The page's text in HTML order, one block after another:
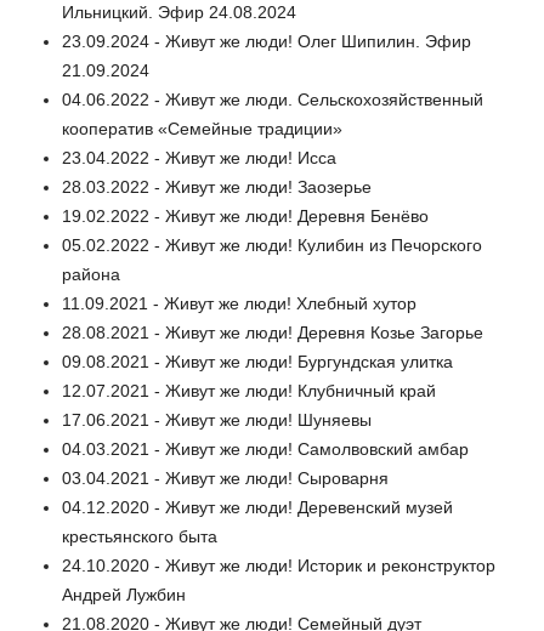
Ильницкий. Эфир 24.08.2024
23.09.2024 - Живут же люди! Олег Шипилин. Эфир
21.09.2024
04.06.2022 - Живут же люди. Сельскохозяйственный
кооператив «Семейные традиции»
23.04.2022 - Живут же люди! Исса
28.03.2022 - Живут же люди! Заозерье
19.02.2022 - Живут же люди! Деревня Бенёво
05.02.2022 - Живут же люди! Кулибин из Печорского
района
11.09.2021 - Живут же люди! Хлебный хутор
28.08.2021 - Живут же люди! Деревня Козье Загорье
09.08.2021 - Живут же люди! Бургундская улитка
12.07.2021 - Живут же люди! Клубничный край
17.06.2021 - Живут же люди! Шуняевы
04.03.2021 - Живут же люди! Самолвовский амбар
03.04.2021 - Живут же люди! Сыроварня
04.12.2020 - Живут же люди! Деревенский музей
крестьянского быта
24.10.2020 - Живут же люди! Историк и реконструктор
Андрей Лужбин
21.08.2020 - Живут же люди! Семейный дуэт